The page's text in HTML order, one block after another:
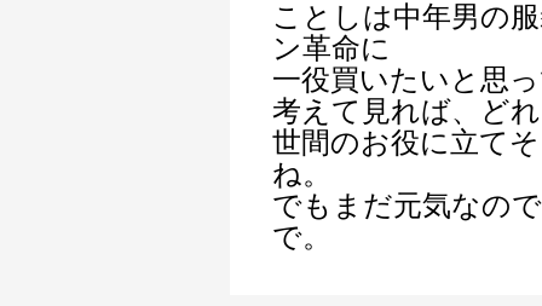
ことしは中年男の
ン革命に
一役買いたいと思
考えて見れば、ど
世間のお役に立て
ね。
でもまだ元気なの
で。